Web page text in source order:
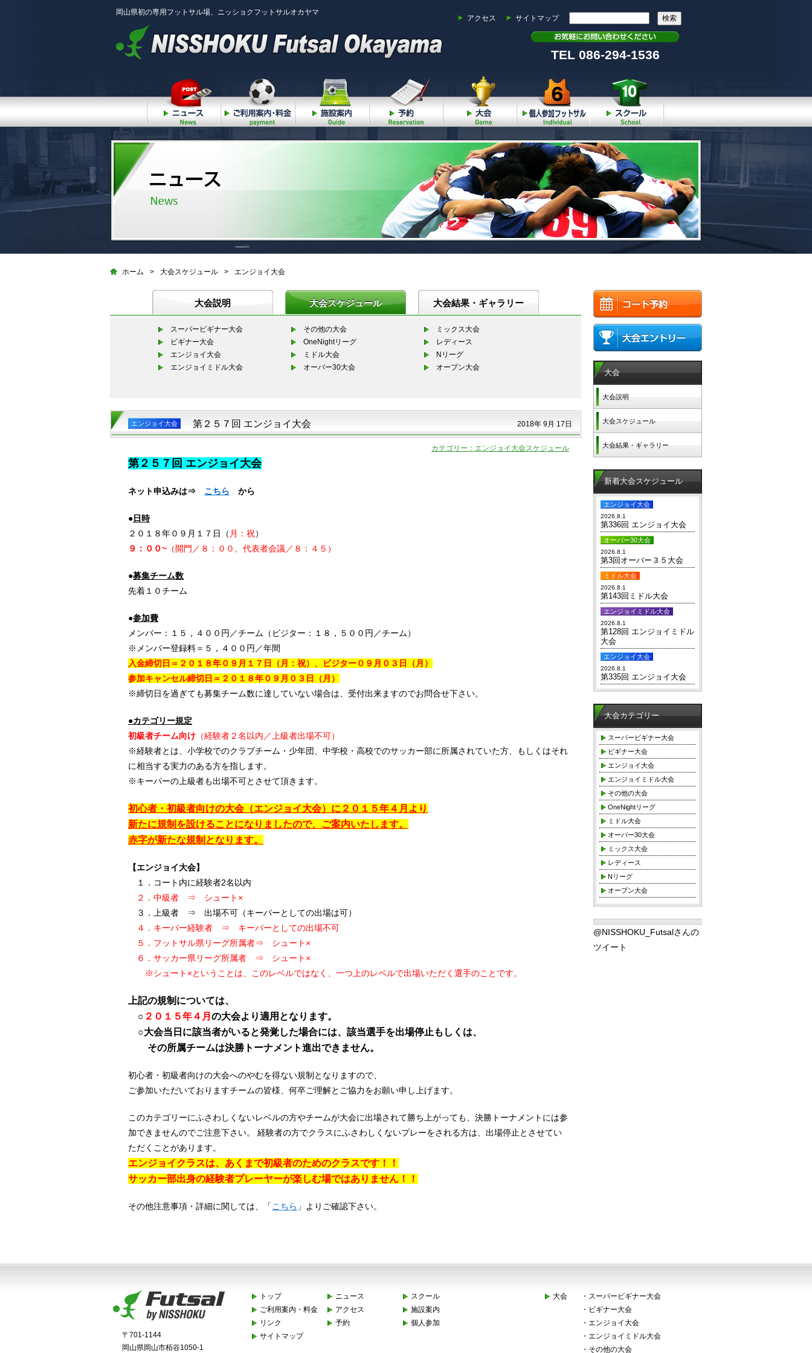
岡山県初の専用フットサル場、ニッショクフットサルオカヤマ
アクセス サイトマップ
TEL 086-294-1536
ニュース ご利用案内・料金 施設案内 予約 大会 個人参加 スクール
ホーム > 大会スケジュール > エンジョイ大会
大会説明 大会スケジュール 大会結果・ギャラリー
スーパービギナー大会
ビギナー大会
エンジョイ大会
エンジョイミドル大会
その他の大会
OneNightリーグ
ミドル大会
オーバー30大会
ミックス大会
レディース
Nリーグ
オープン大会
エンジョイ大会 第２５７回 エンジョイ大会 2018年 9月 17日
カテゴリー：エンジョイ大会スケジュール
第２５７ 回 エンジョイ大会
ネット申込みは⇒ こちら から
●日時
２０１８年０９月１７日（ 月：祝）
９：００~ （開門／８：００、代表者会議／８：４５）
●募集チーム数
先着１０チーム
●参加費
メンバー：１５，４００円／チーム（ビジター：１８，５００円／チーム）
※メンバー登録料＝５，４００円／年間
入金締切日＝２０１８年０９月１７日（月：祝）、ビジター０９ 月０３日（月）
参加キャンセル締切日＝２０１８年０９ 月０３日
（月）
※締切日を過ぎても募集チーム数に達していない場合は、受付出来ますのでお問合せ下さい。
●カテゴリー規定
初級者チーム向け （経験者２名以内／上級者出場不可）
※経験者とは、小学校でのクラブチーム・少年団、中学校・高校でのサッカー部に所属されていた方、もしくはそれ
に相当する実力のある方を指します。
※キーパーの上級者も出場不可とさせて頂きます。
初心者・初級者向けの大会（エンジョイ大会）に ２０１５年４月より
新たに規制を設けることになりましたので、ご案内いたします。
赤字が新たな規制となります。
【エンジョイ大会】
１．コート内に経験者2名以内
２．中級者 ⇒ シュート×
３．上級者 ⇒ 出場不可（キーパーとしての出場は可）
４．キーパー経験者 ⇒ キーパーとしての出場不可
５．フットサル県リーグ所属者⇒ シュート×
６．サッカー県リーグ所属者 ⇒ シュート×
※シュート×ということは、このレベルではなく、一つ上のレベルで出場いただく選手のことです。
上記の規制については、
○ ２０１５年４月 の大会より適用となります。
○大会当日に該当者がいると発覚した場合には、該当選手を出場停止もしくは、
その所属チームは決勝トーナメント進出できません。
初心者・初級者向けの大会へのやむを得ない規制となりますので、
ご参加いただいておりますチームの皆様、何卒ご理解とご協力をお願い申し上げます。
このカテゴリーにふさわしくないレベルの方やチームが大会に出場されて勝ち上がっても、決勝トーナメントには参
加できませんのでご注意下さい。 経験者の方でクラスにふさわしくないプレーをされる方は、出場停止とさせてい
ただくことがあります。
エンジョイクラスは、あくまで初級者のためのクラスです！！
サッカー部出身の経験者プレーヤーが楽しむ場ではありません！！
その他注意事項・詳細に関しては、「 こちら 」よりご確認下さい。
大会
大会説明
大会スケジュール
大会結果・ギャラリー
新着大会スケジュール
エンジョイ大会
2026.8.1
第336回 エンジョイ大会
オーバー30大会
2026.8.1
第3回オーバー３５大会
ミドル大会
2026.8.1
第143回ミドル大会
エンジョイミドル大会
2026.8.1
第128回 エンジョイミドル
大会
エンジョイ大会
2026.8.1
第335回 エンジョイ大会
大会カテゴリー
スーパービギナー大会
ビギナー大会
エンジョイ大会
エンジョイミドル大会
その他の大会
OneNightリーグ
ミドル大会
オーバー30大会
ミックス大会
レディース
Nリーグ
オープン大会
@NISSHOKU_Futsalさんの
ツイート
〒701-1144
岡山県岡山市栢谷1050-1
トップ ニュース
スクール
ご利用案内・料金
アクセス
施設案内
リンク
予約
個人参加
サイトマップ
大会 ・ スーパービギナー大会
・ ビギナー大会
・ エンジョイ大会
・ エンジョイミドル大会
・ その他の大会